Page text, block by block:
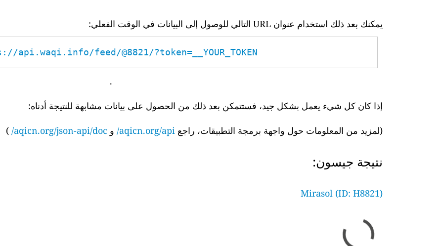
يمكنك بعد ذلك استخدام عنوان URL التالي للوصول إلى البيانات في الوقت الفعلي:
api.waqi.info/feed/@8821/?token=__YOUR_TOKEN__
.
إذا كان كل شيء يعمل بشكل جيد، فستتمكن بعد ذلك من الحصول على بيانات مشابهة للنتيجة أدناه:
(لمزيد من المعلومات حول واجهة برمجة التطبيقات، راجع aqicn.org/api/ و aqicn.org/json-api/doc/
)
نتيجة جيسون:
Mirasol (ID: H8821)